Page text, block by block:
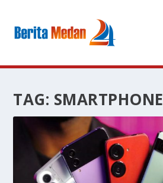
TAG: SMARTPHONE